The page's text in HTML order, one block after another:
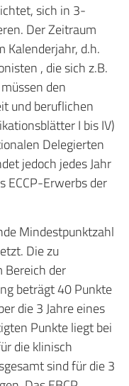
sich in 3-
Der Zeitraum
Kalenderjahr, d.h.
, die sich z.B.
den
und beruflichen
I bis IV)
Delegierten
jedoch jedes Jahr
ECCP-Erwerbs der
Mindestpunktzahl
Die zu
Bereich der
beträgt 40 Punkte
die 3 Jahre eines
Punkte liegt bei
die klinisch
sind für die 3